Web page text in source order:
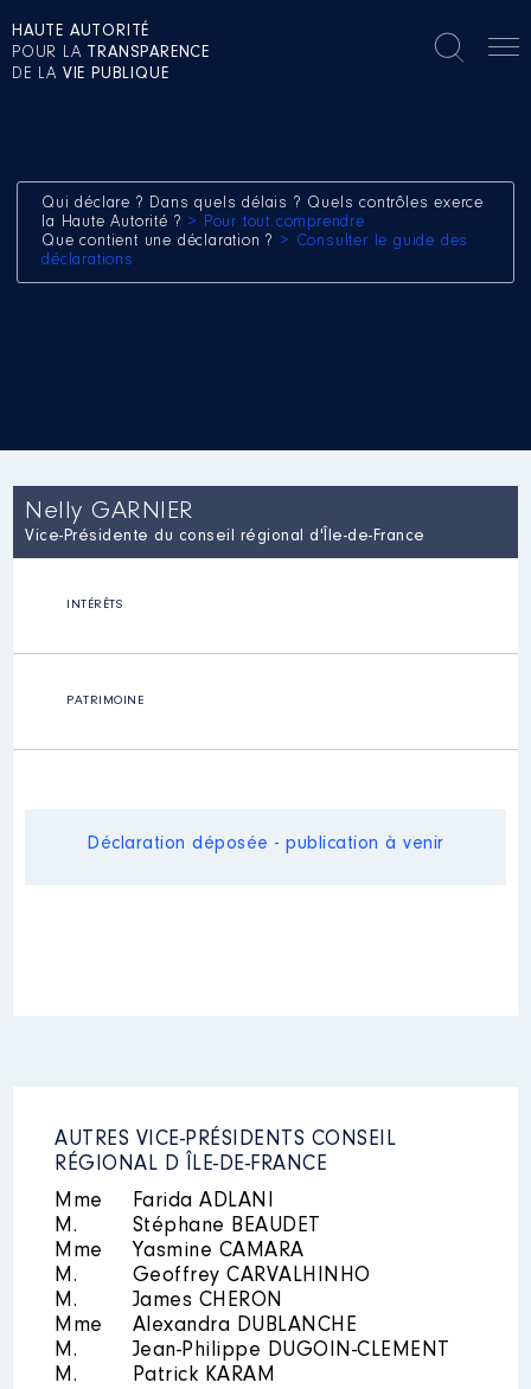
HAUTE AUTORITÉ
POUR LA TRANSPARENCE
DE LA VIE PUBLIQUE
Qui déclare ? Dans quels délais ? Quels contrôles exerce
la Haute Autorité ? > Pour tout comprendre
Que contient une déclaration ? > Consulter le guide des
déclarations
Nelly GARNIER
Vice-Présidente du conseil régional d'Île-de-France
INTÉRÊTS
PATRIMOINE
Déclaration déposée - publication à venir
AUTRES VICE-PRÉSIDENTS CONSEIL
RÉGIONAL D ÎLE-DE-FRANCE
Mme
Farida ADLANI
M.
Stéphane BEAUDET
Mme
Yasmine CAMARA
M.
Geoffrey CARVALHINHO
M.
James CHERON
Mme
Alexandra DUBLANCHE
M.
Jean-Philippe DUGOIN-CLEMENT
M.
Patrick KARAM